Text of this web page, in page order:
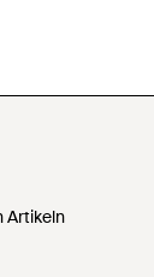
Artikeln